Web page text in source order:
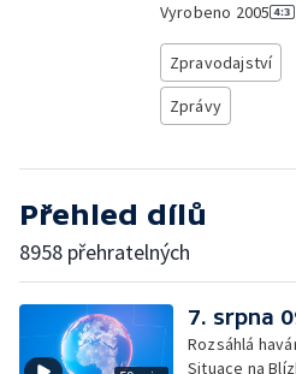
Vyrobeno 2005
Zpravodajství
Zprávy
Přehled dílů
8958 přehratelných
7. srpna
Rozsáhlá
Situace na